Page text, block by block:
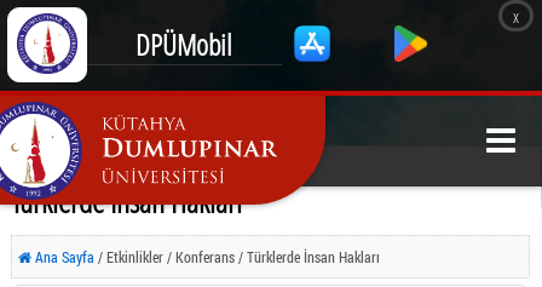
DPÜMobil
x
Türklerde İnsan Hakları
Ana Sayfa / Etkinlikler / Konferans / Türklerde İnsan Hakları